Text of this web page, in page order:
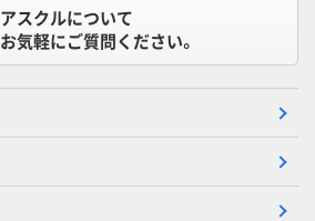
アスクルについて
お気軽にご質問ください。